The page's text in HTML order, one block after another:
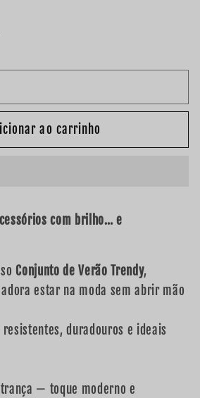
ao carrinho
com brilho… e
Conjunto de Verão Trendy,
estar na moda sem abrir mão
duradouros e ideais
— toque moderno e